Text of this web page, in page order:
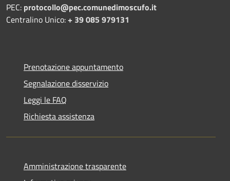
PEC: protocollo@pec.comunedimoscufo.it
Centralino Unico:+ 39 085 979131
Prenotazione appuntamento
Segnalazione disservizio
Leggi le FAQ
Richiesta assistenza
Amministrazione trasparente